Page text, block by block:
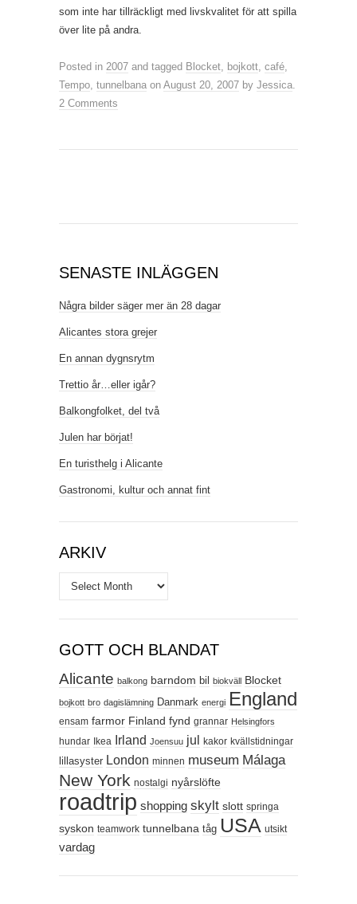
som inte har tillräckligt med livskvalitet för att spilla
över lite på andra.
Posted in 2007 and tagged Blocket, bojkott, café,
Tempo, tunnelbana on August 20, 2007 by Jessica.
2 Comments
SENASTE INLÄGGEN
Några bilder säger mer än 28 dagar
Alicantes stora grejer
En annan dygnsrytm
Trettio år…eller igår?
Balkongfolket, del två
Julen har börjat!
En turisthelg i Alicante
Gastronomi, kultur och annat fint
ARKIV
Arkiv
GOTT OCH BLANDAT
Alicante balkong barndom bil biokväll Blocket
bojkott bro dagislämning Danmark energi England
ensam farmor Finland fynd grannar Helsingfors
hundar Ikea Irland Joensuu jul kakor kvällstidningar
lillasyster London minnen museum Málaga
New York nostalgi nyårslöfte
roadtrip shopping skylt slott springa
syskon teamwork tunnelbana tåg USA utsikt
vardag